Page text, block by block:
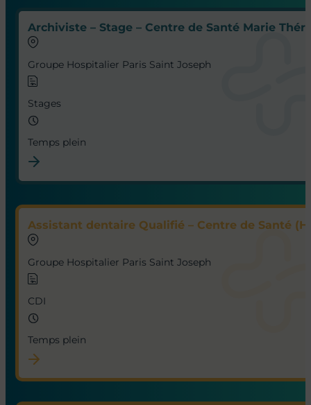
Archiviste – Stage – Centre de Santé Marie
Groupe Hospitalier Paris Saint Joseph
Stages
Temps plein
Assistant dentaire Qualifié – Centre de Santé
Groupe Hospitalier Paris Saint Joseph
CDI
Temps plein